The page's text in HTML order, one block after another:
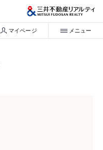
マイページ メニュー